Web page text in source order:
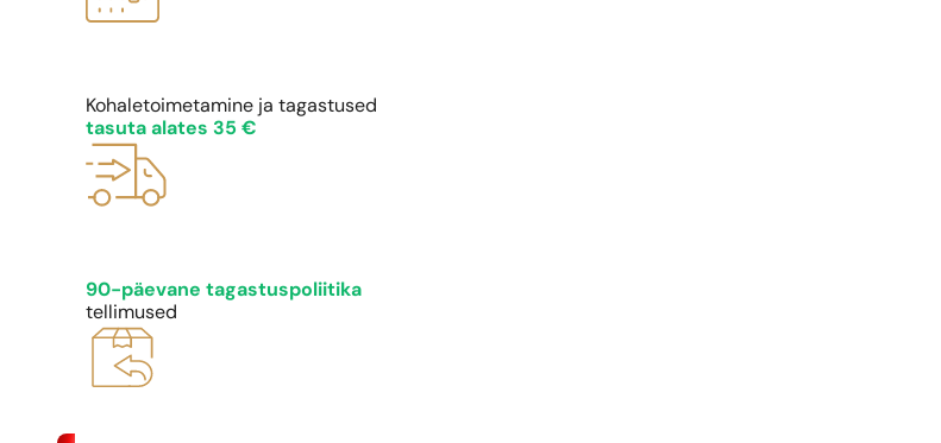
Kohaletoimetamine ja tagastused
tasuta alates 35 €
90-päevane tagastuspoliitika
tellimused